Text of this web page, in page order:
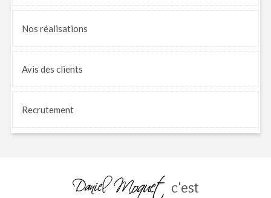
Nos réalisations
Avis des clients
Recrutement
c'est